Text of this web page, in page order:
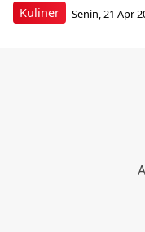
Kuliner Senin, 21 Apr